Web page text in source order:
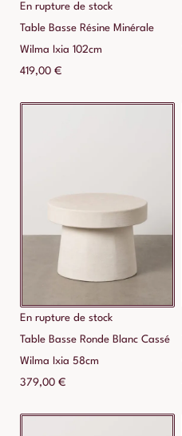
En rupture de stock
Table Basse Résine Minérale
Wilma Ixia 102cm
419,00 €
En rupture de stock
Table Basse Ronde Blanc Cassé
Wilma Ixia 58cm
379,00 €